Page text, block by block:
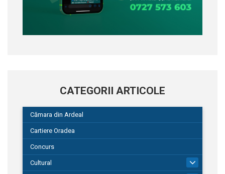
CATEGORII ARTICOLE
Cămara din Ardeal
Cartiere Oradea
Concurs
Cultural